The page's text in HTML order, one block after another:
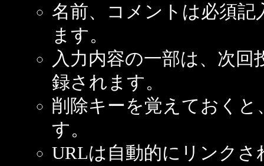
名前、コメントは必須
ます。
入力内容の一部は、次
録されます。
削除キーを覚えておく
す。
URLは自動的にリンクさ